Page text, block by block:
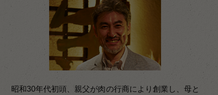
昭和30年代初頭、親父が肉の行商により創業し、母と